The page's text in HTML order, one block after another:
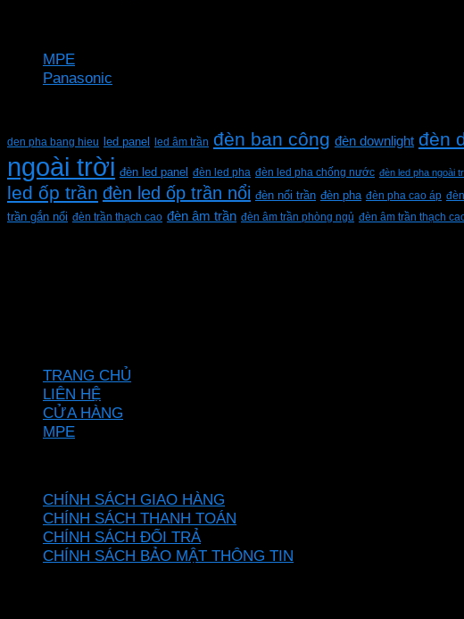
MPE
Panasonic
den pha bang hieu led panel led âm trần đèn ban công đèn downlight đèn
ngoài trời đèn led panel đèn led pha đèn led pha chống nước đèn led pha ngoài
led ốp trần đèn led ốp trần nổi đèn nổi trần đèn pha đèn pha cao áp
trần gắn nổi đèn trần thạch cao đèn âm trần đèn âm trần phòng ngủ đèn âm trần thạch
TRANG CHỦ
LIÊN HỆ
CỬA HÀNG
MPE
CHÍNH SÁCH GIAO HÀNG
CHÍNH SÁCH THANH TOÁN
CHÍNH SÁCH ĐỔI TRẢ
CHÍNH SÁCH BẢO MẬT THÔNG TIN